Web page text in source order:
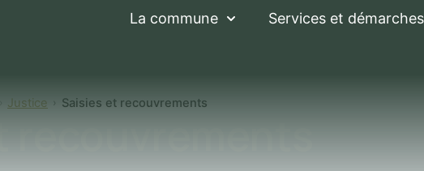
La commune Services et démarches
Justice Saisies et recouvrements
recouvrements